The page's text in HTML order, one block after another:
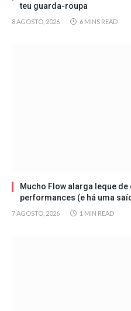
teu guarda-roupa
8 AGOSTO, 2026 6 MINS READ
Mucho Flow alarga leque
performances (e há uma
7 AGOSTO, 2026 1 MIN READ